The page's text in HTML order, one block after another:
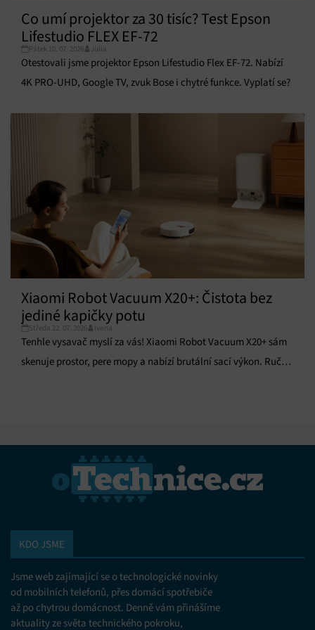
Co umí projektor za 30 tisíc? Test Epson
Lifestudio FLEX EF-72
Pátek 10. 07. 2026 Julia
Otestovali jsme projektor Epson Lifestudio Flex EF-72. Nabízí
4K PRO-UHD, Google TV, zvuk Bose i chytré funkce. Vyplatí se?
Xiaomi Robot Vacuum X20+: Čistota bez
jediné kapičky potu
Středa 22. 07. 2026 Ivana
Tenhle vysavač myslí za vás! Xiaomi Robot Vacuum X20+ sám
skenuje prostor, pere mopy a nabízí brutální sací výkon. Ruční
KDO JSME
Jsme web zajímající se o technologické novinky
od mobilních telefonů, přes domácí spotřebiče
až po chytrou domácnost. Denně vám přinášíme
aktuality ze světa technického pokroku,